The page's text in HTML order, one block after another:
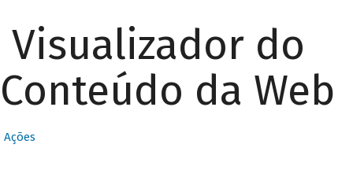
Visualizador do
Conteúdo da Web
Ações